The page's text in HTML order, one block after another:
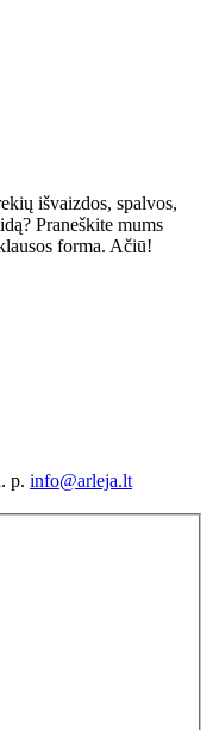
išvaizdos, spalvos,
Praneškite mums
forma. Ačiū!
p. info@arleja.lt